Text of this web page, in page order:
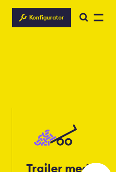
Konfigurator
Trailer med tip